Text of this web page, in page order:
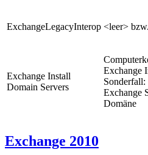
ExchangeLegacyInterop <leer>
Exchange Install
Domain Servers
Exchange
Exchange
Domäne
Exchange 2010